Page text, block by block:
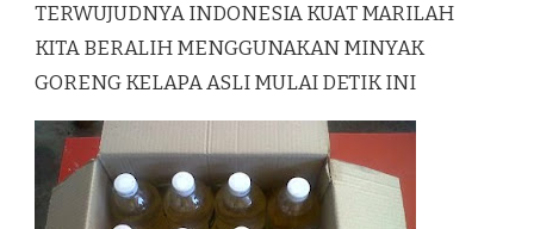
TERWUJUDNYA INDONESIA KUAT MARILAH
KITA BERALIH MENGGUNAKAN MINYAK
GORENG KELAPA ASLI MULAI DETIK INI